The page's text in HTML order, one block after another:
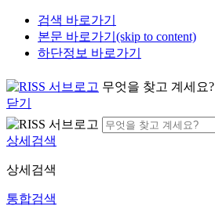
검색 바로가기
본문 바로가기(skip to content)
하단정보 바로가기
무엇을 찾고 계세요?
닫기
상세검색
상세검색
통합검색